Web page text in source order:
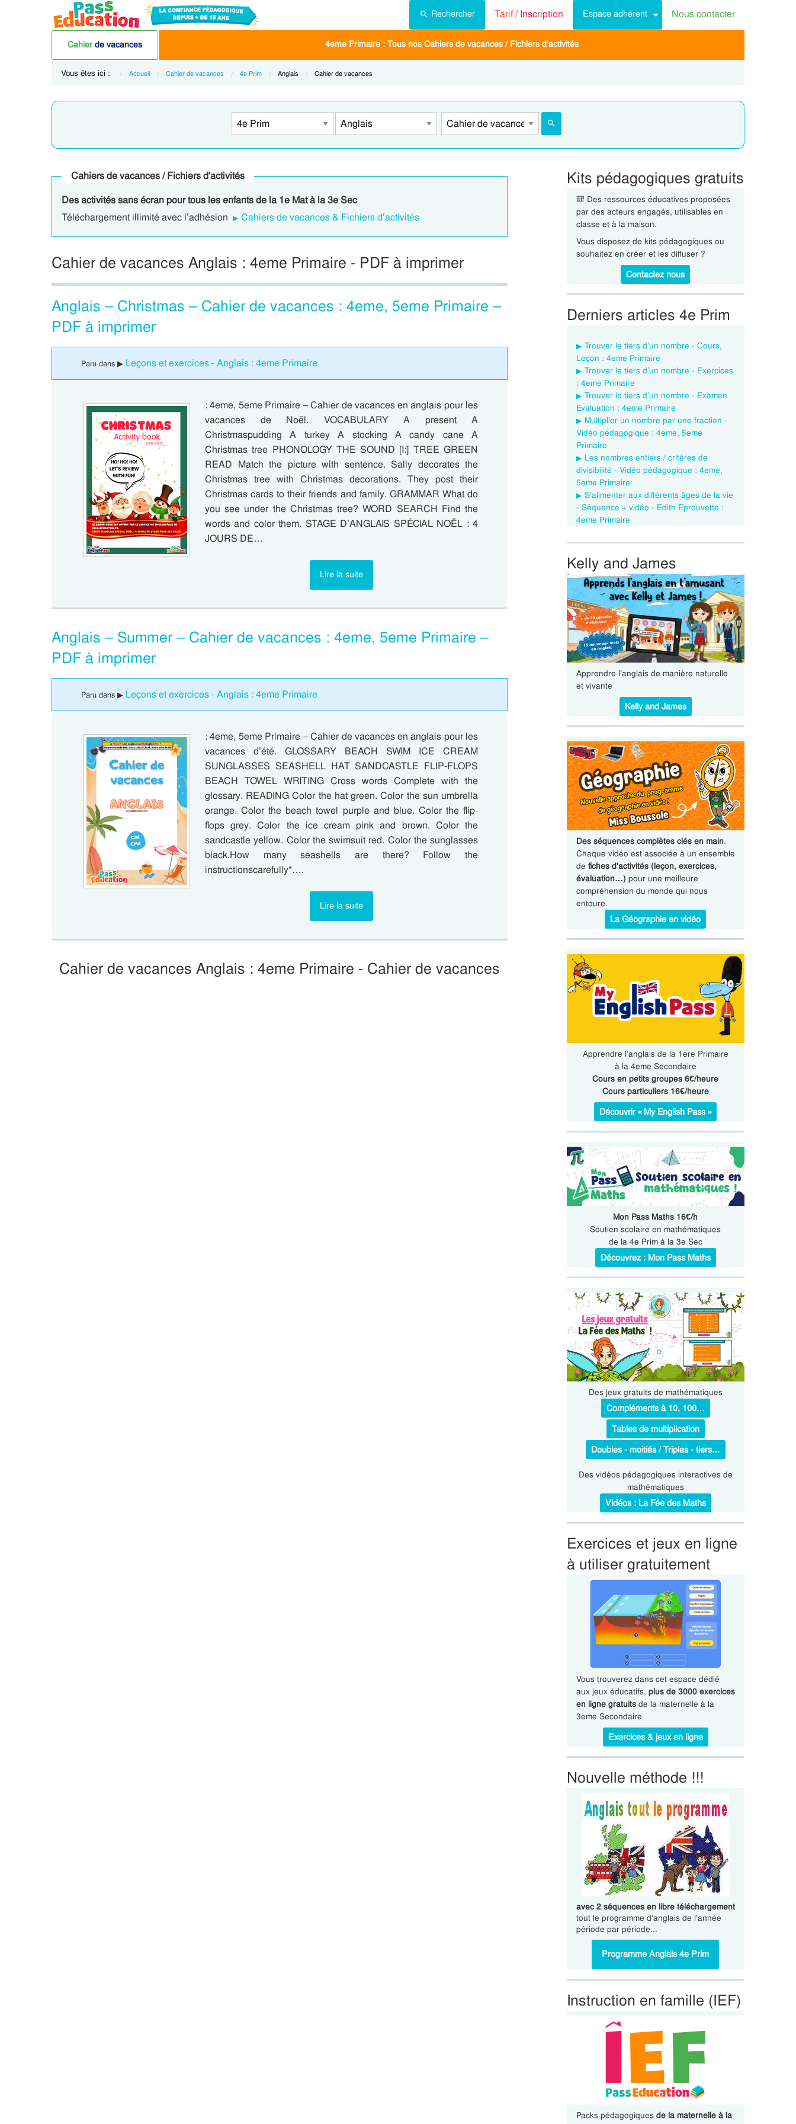
Rechercher Tarif /Inscription Espace adhérent Nous contacter
Cahier de vacances 4eme Primaire : Tous nos Cahiers de vacances / Fichiers d'activités
Vous êtes ici : Accueil Cahier de vacances 4e Prim Current:
Anglais Current:
Cahier de vacances
Cahiers de vacances / Fichiers d'activités
Des activités sans écran pour tous les enfants de la 1e Mat à la 3e Sec
Téléchargement illimité avec l’adhésion
Cahiers de vacances & Fichiers d’activités
Cahier de vacances Anglais : 4eme Primaire - PDF à imprimer
Anglais – Christmas – Cahier de vacances : 4eme, 5eme Primaire –
PDF à imprimer
Paru dans ▶ Leçons et exercices - Anglais : 4eme Primaire
: 4eme, 5eme Primaire – Cahier de vacances en anglais pour les
vacances de Noël. VOCABULARY A present A
Christmaspudding A turkey A stocking A candy cane A
Christmas tree PHONOLOGY THE SOUND [I:] TREE GREEN
READ Match the picture with sentence. Sally decorates the
Christmas tree with Christmas decorations. They post their
Christmas cards to their friends and family. GRAMMAR What do
you see under the Christmas tree? WORD SEARCH Find the
words and color them. STAGE D’ANGLAIS SPÉCIAL NOËL : 4
JOURS DE…
Lire la suite
Anglais – Summer – Cahier de vacances : 4eme, 5eme Primaire –
PDF à imprimer
Paru dans ▶ Leçons et exercices - Anglais : 4eme Primaire
: 4eme, 5eme Primaire – Cahier de vacances en anglais pour les
vacances d’été. GLOSSARY BEACH SWIM ICE CREAM
SUNGLASSES SEASHELL HAT SANDCASTLE FLIP-FLOPS
BEACH TOWEL WRITING Cross words Complete with the
glossary. READING Color the hat green. Color the sun umbrella
orange. Color the beach towel purple and blue. Color the flip-
flops grey. Color the ice cream pink and brown. Color the
sandcastle yellow. Color the swimsuit red. Color the sunglasses
black.How many seashells are there? Follow the
instructionscarefully*….
Lire la suite
Cahier de vacances Anglais : 4eme Primaire - Cahier de vacances
Kits pédagogiques gratuits
🎒 Des ressources éducatives proposées
par des acteurs engagés, utilisables en
classe et à la maison.
Vous disposez de kits pédagogiques ou
souhaitez en créer et les diffuser ?
Contactez nous
Derniers articles 4e Prim
Trouver le tiers d’un nombre - Cours,
Leçon : 4eme Primaire
Trouver le tiers d’un nombre - Exercices
: 4eme Primaire
Trouver le tiers d’un nombre - Examen
Evaluation : 4eme Primaire
Multiplier un nombre par une fraction -
Vidéo pédagogique : 4eme, 5eme
Primaire
Les nombres entiers / critères de
divisibilité - Vidéo pédagogique : 4eme,
5eme Primaire
S’alimenter aux différents âges de la vie
- Séquence + vidéo - Edith Eprouvette :
4eme Primaire
Kelly and James
Apprendre l’anglais de manière naturelle
et vivante
Kelly and James
Des séquences complètes clés en main.
Chaque vidéo est associée à un ensemble
de fiches d'activités (leçon, exercices,
évaluation…) pour une meilleure
compréhension du monde qui nous
entoure.
La Géographie en vidéo
Apprendre l’anglais de la 1ere Primaire
à la 4eme Secondaire
Cours en petits groupes 6€/heure
Cours particuliers 16€/heure
Découvrir « My English Pass »
Mon Pass Maths 16€/h
Soutien scolaire en mathématiques
de la 4e Prim à la 3e Sec
Découvrez : Mon Pass Maths
Des jeux gratuits de mathématiques
Compléments à 10, 100…
Tables de multiplication
Doubles - moitiés / Triples - tiers…
Des vidéos pédagogiques interactives de
mathématiques
Vidéos : La Fée des Maths
Exercices et jeux en ligne
à utiliser gratuitement
Vous trouverez dans cet espace dédié
aux jeux éducatifs, plus de 3000 exercices
en ligne gratuitsde la maternelle à la
3eme Secondaire
Exercices & jeux en ligne
Nouvelle méthode !!!
avec 2 séquences en libre téléchargement
tout le programme d'anglais de l'année
période par période...
Programme Anglais 4e Prim
Instruction en famille (IEF)
Packs pédagogiques de la maternelle à la